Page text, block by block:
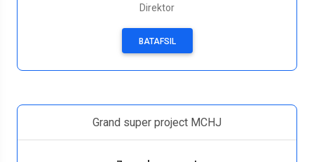
Direktor
BATAFSIL
Grand super project MCHJ